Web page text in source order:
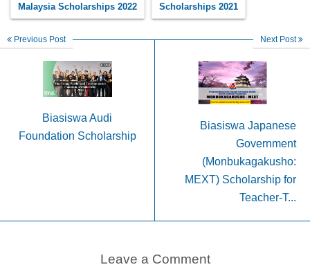
Malaysia Scholarships 2022 Scholarships 2021
Previous Post
Biasiswa Audi
Foundation Scholarship
Next Post
Biasiswa Japanese
Government
(Monbukagakusho:
MEXT) Scholarship for
Teacher-T...
Leave a Comment